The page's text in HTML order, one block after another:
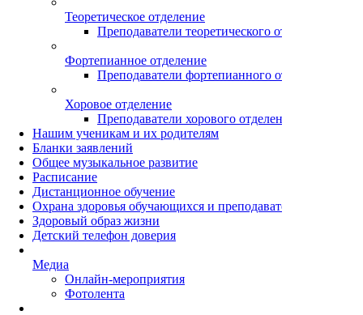
Теоретическое отделение
Преподаватели теоретического отделения
Фортепианное отделение
Преподаватели фортепианного отделения
Хоровое отделение
Преподаватели хорового отделения
Нашим ученикам и их родителям
Бланки заявлений
Общее музыкальное развитие
Расписание
Дистанционное обучение
Охрана здоровья обучающихся и преподавателей
Здоровый образ жизни
Детский телефон доверия
Медиа
Онлайн-мероприятия
Фотолента